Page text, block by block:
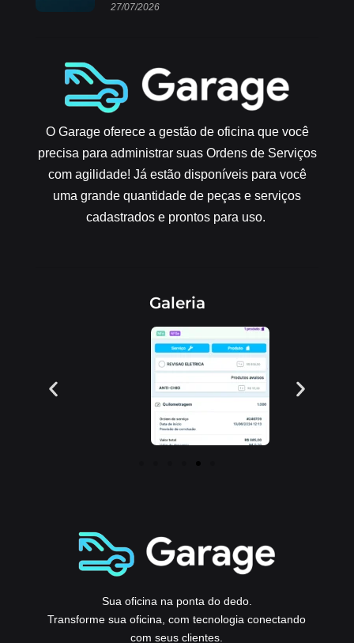
27/07/2026
O Garage oferece a gestão de oficina que você
precisa para administrar suas Ordens de Serviços
com agilidade! Já estão disponíveis para você
uma grande quantidade de peças e serviços
cadastrados e prontos para uso.
Galeria
Sua oficina na ponta do dedo.
Transforme sua oficina, com tecnologia conectando
com seus clientes.